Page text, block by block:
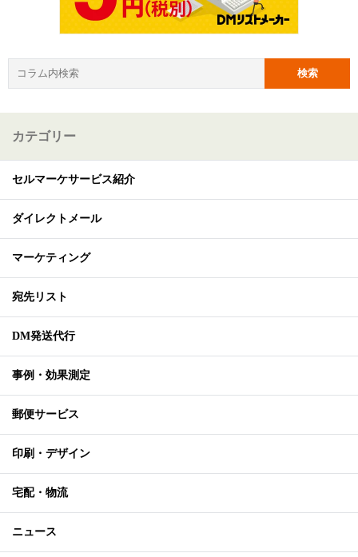
カテゴリー
セルマーケサービス紹介
ダイレクトメール
マーケティング
宛先リスト
DM発送代行
事例・効果測定
郵便サービス
印刷・デザイン
宅配・物流
ニュース